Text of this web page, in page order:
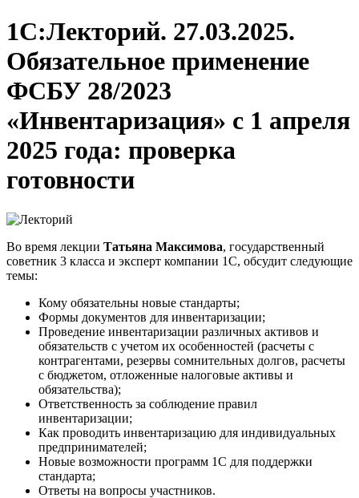
1С:Лекторий. 27.03.2025.
Обязательное применение
ФСБУ 28/2023
«Инвентаризация» с 1 апреля
2025 года: проверка
готовности
Во время лекции Татьяна Максимова, государственный
советник 3 класса и эксперт компании 1С, обсудит следующие
темы:
Кому обязательны новые стандарты;
Формы документов для инвентаризации;
Проведение инвентаризации различных активов и
обязательств с учетом их особенностей (расчеты с
контрагентами, резервы сомнительных долгов, расчеты
с бюджетом, отложенные налоговые активы и
обязательства);
Ответственность за соблюдение правил
инвентаризации;
Как проводить инвентаризацию для индивидуальных
предпринимателей;
Новые возможности программ 1С для поддержки
стандарта;
Ответы на вопросы участников.